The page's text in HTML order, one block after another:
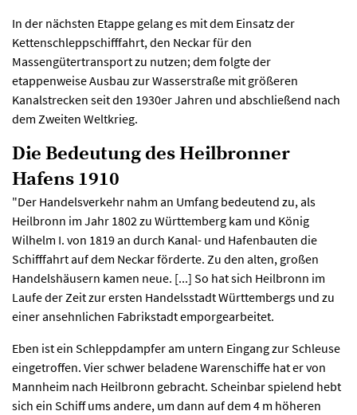
In der nächsten Etappe gelang es mit dem Einsatz der
Kettenschleppschifffahrt, den Neckar für den
Massengütertransport zu nutzen; dem folgte der
etappenweise Ausbau zur Wasserstraße mit größeren
Kanalstrecken seit den 1930er Jahren und abschließend nach
dem Zweiten Weltkrieg.
Die Bedeutung des Heilbronner
Hafens 1910
"Der Handelsverkehr nahm an Umfang bedeutend zu, als
Heilbronn im Jahr 1802 zu Württemberg kam und König
Wilhelm I. von 1819 an durch Kanal- und Hafenbauten die
Schifffahrt auf dem Neckar förderte. Zu den alten, großen
Handelshäusern kamen neue. [...] So hat sich Heilbronn im
Laufe der Zeit zur ersten Handelsstadt Württembergs und zu
einer ansehnlichen Fabrikstadt emporgearbeitet.
Eben ist ein Schleppdampfer am untern Eingang zur Schleuse
eingetroffen. Vier schwer beladene Warenschiffe hat er von
Mannheim nach Heilbronn gebracht. Scheinbar spielend hebt
sich ein Schiff ums andere, um dann auf dem 4 m höheren